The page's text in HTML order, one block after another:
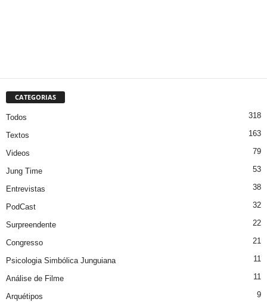
CATEGORIAS
Todos 318
Textos 163
Videos 79
Jung Time 53
Entrevistas 38
PodCast 32
Surpreendente 22
Congresso 21
Psicologia Simbólica Junguiana 11
Análise de Filme 11
Arquétipos 9